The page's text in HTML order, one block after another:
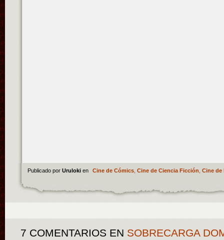
Publicado por Uruloki en Cine de Cómics, Cine de Ciencia Ficción Cine de
7 COMENTARIOS EN SOBRECARGA